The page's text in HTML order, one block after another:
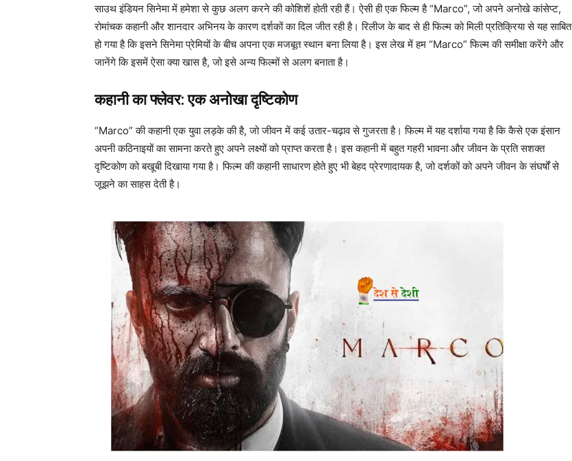
साउथ इंडियन सिनेमा में हमेशा से कुछ अलग करने की कोशिशें होती रही हैं। ऐसी ही एक फिल्म है “Marco”, जो अपने अनोखे कांसेप्ट,
रोमांचक कहानी और शानदार अभिनय के कारण दर्शकों का दिल जीत रही है। रिलीज के बाद से ही फिल्म को मिली प्रतिक्रिया से यह साबित
हो गया है कि इसने सिनेमा प्रेमियों के बीच अपना एक मजबूत स्थान बना लिया है। इस लेख में हम “Marco” फिल्म की समीक्षा करेंगे और
जानेंगे कि इसमें ऐसा क्या खास है, जो इसे अन्य फिल्मों से अलग बनाता है।
कहानी का फ्लेवर: एक अनोखा दृष्टिकोण
“Marco” की कहानी एक युवा लड़के की है, जो जीवन में कई उतार-चढ़ाव से गुजरता है। फिल्म में यह दर्शाया गया है कि कैसे एक इंसान
अपनी कठिनाइयों का सामना करते हुए अपने लक्ष्यों को प्राप्त करता है। इस कहानी में बहुत गहरी भावना और जीवन के प्रति सशक्त
दृष्टिकोण को बखूबी दिखाया गया है। फिल्म की कहानी साधारण होते हुए भी बेहद प्रेरणादायक है, जो दर्शकों को अपने जीवन के संघर्षों से
जूझने का साहस देती है।